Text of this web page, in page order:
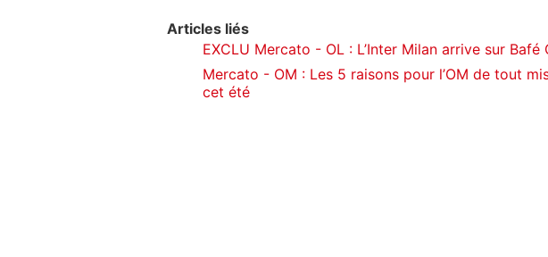
Articles liés
EXCLU Mercato - OL : L’Inter Milan arrive sur Bafé
Mercato - OM : Les 5 raisons pour l’OM de tout
cet été